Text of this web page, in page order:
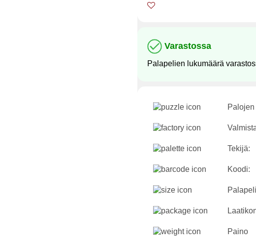
Varastossa
Palapelien lukumäärä
Tekijä:
Koodi:
Paino